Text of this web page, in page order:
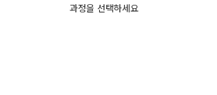
과정을 선택하세요